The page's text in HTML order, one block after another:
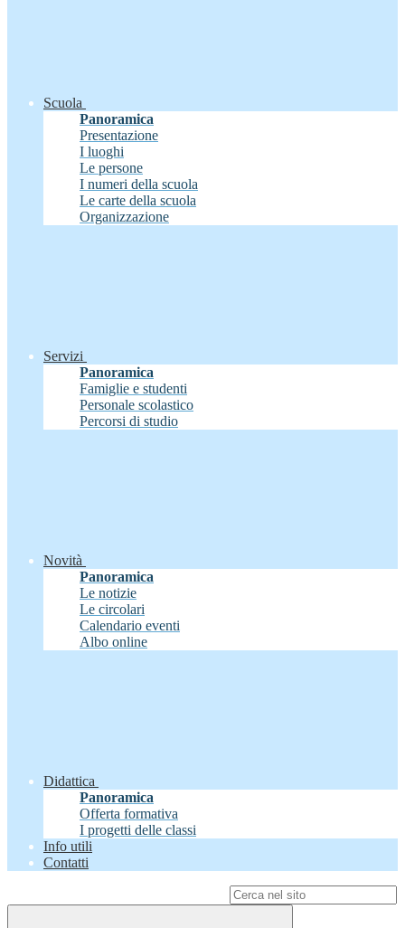
Scuola
Panoramica
Presentazione
I luoghi
Le persone
I numeri della scuola
Le carte della scuola
Organizzazione
Servizi
Panoramica
Famiglie e studenti
Personale scolastico
Percorsi di studio
Novità
Panoramica
Le notizie
Le circolari
Calendario eventi
Albo online
Didattica
Panoramica
Offerta formativa
I progetti delle classi
Info utili
Contatti